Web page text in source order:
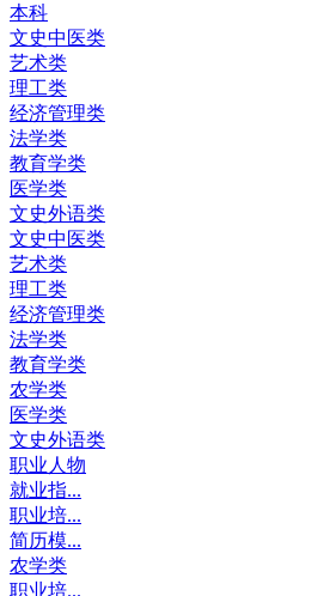
本科
文史中医类
艺术类
理工类
经济管理类
法学类
教育学类
医学类
文史外语类
文史中医类
艺术类
理工类
经济管理类
法学类
教育学类
农学类
医学类
文史外语类
职业人物
就业指...
职业培...
简历模...
农学类
职业培...